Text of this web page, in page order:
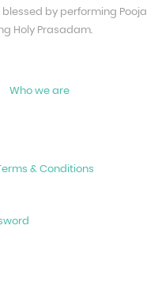
by performing Pooja
Holy Prasadam.
Who we are
& Conditions